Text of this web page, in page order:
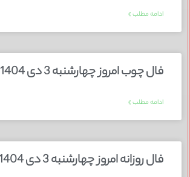
ادامه مطلب »
فال چوب امروز چهارشنبه 3 دی 1404
ادامه مطلب »
فال روزانه امروز چهارشنبه 3 دی 1404